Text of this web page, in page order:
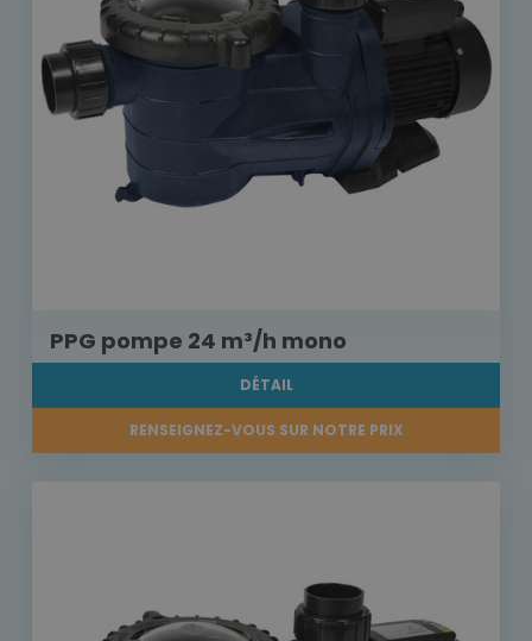
PPG pompe 24 m³/h mono
DÉTAIL
RENSEIGNEZ-VOUS SUR NOTRE PRIX